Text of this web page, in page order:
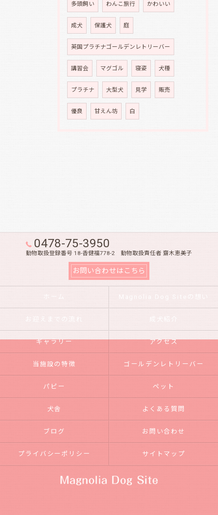
多頭飼い わんこ旅行 かわいい
成犬 保護犬 庭
英国プラチナゴールデンレトリーバー
講習会 マグゴル 寝姿 犬種
プラチナ 大型犬 見学 販売
優良 甘えん坊 白
0478-75-3950
動物取扱登録番号 18-香健福778-2 動物取扱責任者 齋木恵美子
お問い合わせはこちら
ホーム Magnolia Dog Siteの想い
お迎えまでの流れ 成犬紹介
ギャラリー アクセス
当施設の特徴 ゴールデンレトリーバー
パピー ペット
犬舎 よくある質問
ブログ お問い合わせ
プライバシーポリシー サイトマップ